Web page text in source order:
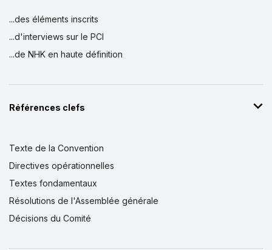
...des éléments inscrits
...d'interviews sur le PCI
...de NHK en haute définition
Références clefs
Texte de la Convention
Directives opérationnelles
Textes fondamentaux
Résolutions de l'Assemblée générale
Décisions du Comité